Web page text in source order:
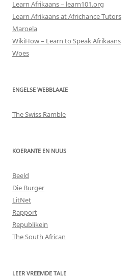
Learn Afrikaans – learn101.org
Learn Afrikaans at Africhance Tutors
Maroela
WikiHow – Learn to Speak Afrikaans
Woes
ENGELSE WEBBLAAIE
The Swiss Ramble
KOERANTE EN NUUS
Beeld
Die Burger
LitNet
Rapport
Republikein
The South African
LEER VREEMDE TALE